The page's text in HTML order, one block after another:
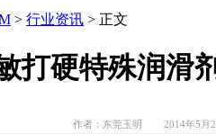
> 行业资讯 > 正文
打硬特殊润滑
作者：东莞玉明 2014年5月